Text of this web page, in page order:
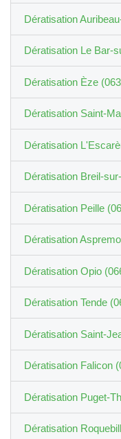
Dératisation
Dératisation Le Bar-
Dératisation Èze
Dératisation Saint-
Dératisation
Dératisation Breil-
Dératisation Peille
Dératisation
Dératisation Opio
Dératisation Tende
Dératisation Saint-
Dératisation Falicon
Dératisation Puget-
Dératisation